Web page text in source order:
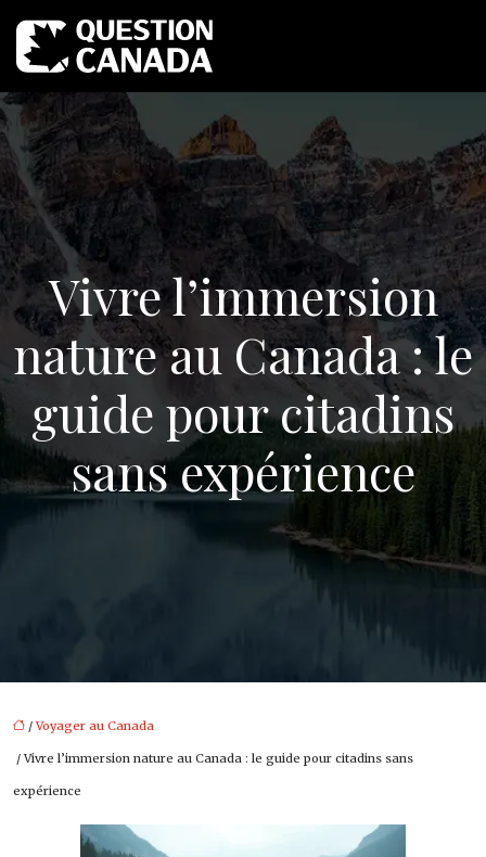
Vivre l’immersion
nature au Canada : le
guide pour citadins
sans expérience
/Voyager au Canada
/ Vivre l’immersion nature au Canada : le guide pour citadins sans
expérience